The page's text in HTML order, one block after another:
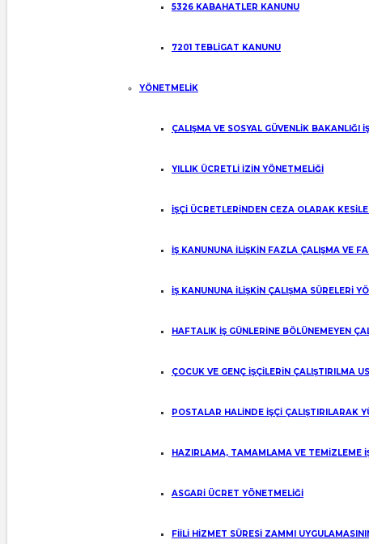
5326 KABAHATLER KANUNU
7201 TEBLİGAT KANUNU
YÖNETMELİK
ÇALIŞMA VE SOSYAL GÜVENLİK BAKANLIĞI
YILLIK ÜCRETLİ İZİN YÖNETMELİĞİ
İŞÇİ ÜCRETLERİNDEN CEZA OLARAK
İŞ KANUNUNA İLİŞKİN FAZLA ÇALIŞMA VE
İŞ KANUNUNA İLİŞKİN ÇALIŞMA SÜRELERİ
HAFTALIK İŞ GÜNLERİNE BÖLÜNEMEYEN
ÇOCUK VE GENÇ İŞÇİLERİN ÇALIŞTIRILMA
POSTALAR HALİNDE İŞÇİ ÇALIŞTIRILARAK
HAZIRLAMA, TAMAMLAMA VE TEMİZLEME
ASGARİ ÜCRET YÖNETMELİĞİ
FİİLİ HİZMET SÜRESİ ZAMMI